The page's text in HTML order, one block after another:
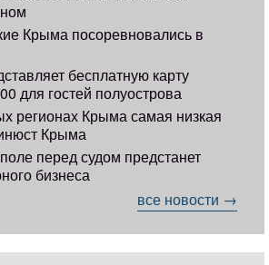
Крыма посоревновались в
бесплатную карту
для гостей полуострова
регионах Крыма самая низкая
Крыма
перед судом предстанет
бизнеса
все новости →